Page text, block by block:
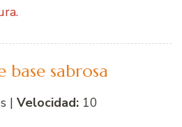
base sabrosa
| Velocidad: 10